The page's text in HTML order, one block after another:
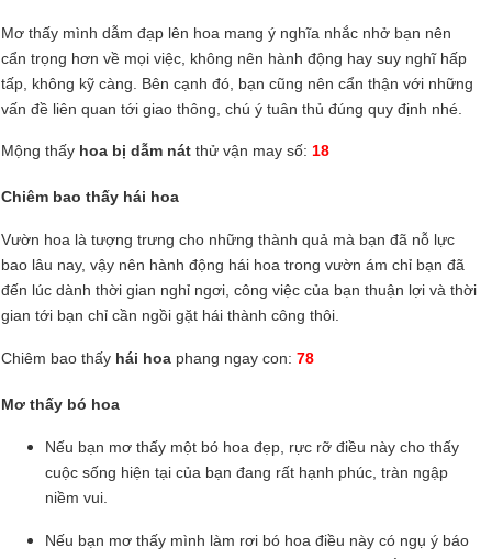
Mơ thấy mình dẫm đạp lên hoa mang ý nghĩa nhắc nhở bạn nên
cẩn trọng hơn về mọi việc, không nên hành động hay suy nghĩ hấp
tấp, không kỹ càng. Bên cạnh đó, bạn cũng nên cẩn thận với những
vấn đề liên quan tới giao thông, chú ý tuân thủ đúng quy định nhé.
Mộng thấy hoa bị dẫm nát thử vận may số: 18
Chiêm bao thấy hái hoa
Vườn hoa là tượng trưng cho những thành quả mà bạn đã nỗ lực
bao lâu nay, vậy nên hành động hái hoa trong vườn ám chỉ bạn đã
đến lúc dành thời gian nghỉ ngơi, công việc của bạn thuận lợi và thời
gian tới bạn chỉ cần ngồi gặt hái thành công thôi.
Chiêm bao thấy hái hoa phang ngay con: 78
Mơ thấy bó hoa
Nếu bạn mơ thấy một bó hoa đẹp, rực rỡ điều này cho thấy
cuộc sống hiện tại của bạn đang rất hạnh phúc, tràn ngập
niềm vui.
Nếu bạn mơ thấy mình làm rơi bó hoa điều này có ngụ ý báo